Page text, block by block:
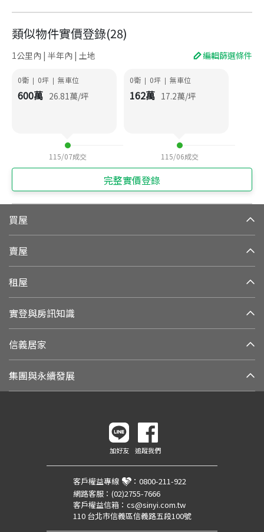
類似物件實價登錄(28)
1公里內 | 半年內 | 土地 編輯篩選條件
0衛 | 0坪 | 無車位
600萬 26.81萬/坪
115/07成交
0衛 | 0坪 | 無車位
162萬 17.2萬/坪
115/06成交
完整實價登錄
買屋
賣屋
租屋
實登與房訊知識
信義居家
集團與永續發展
加好友 追蹤我們
客戶權益專線 ： 0800-211-922
網路客服： (02)2755-7666
客戶權益信箱： cs@sinyi.com.tw
110 台北市信義區信義路五段100號